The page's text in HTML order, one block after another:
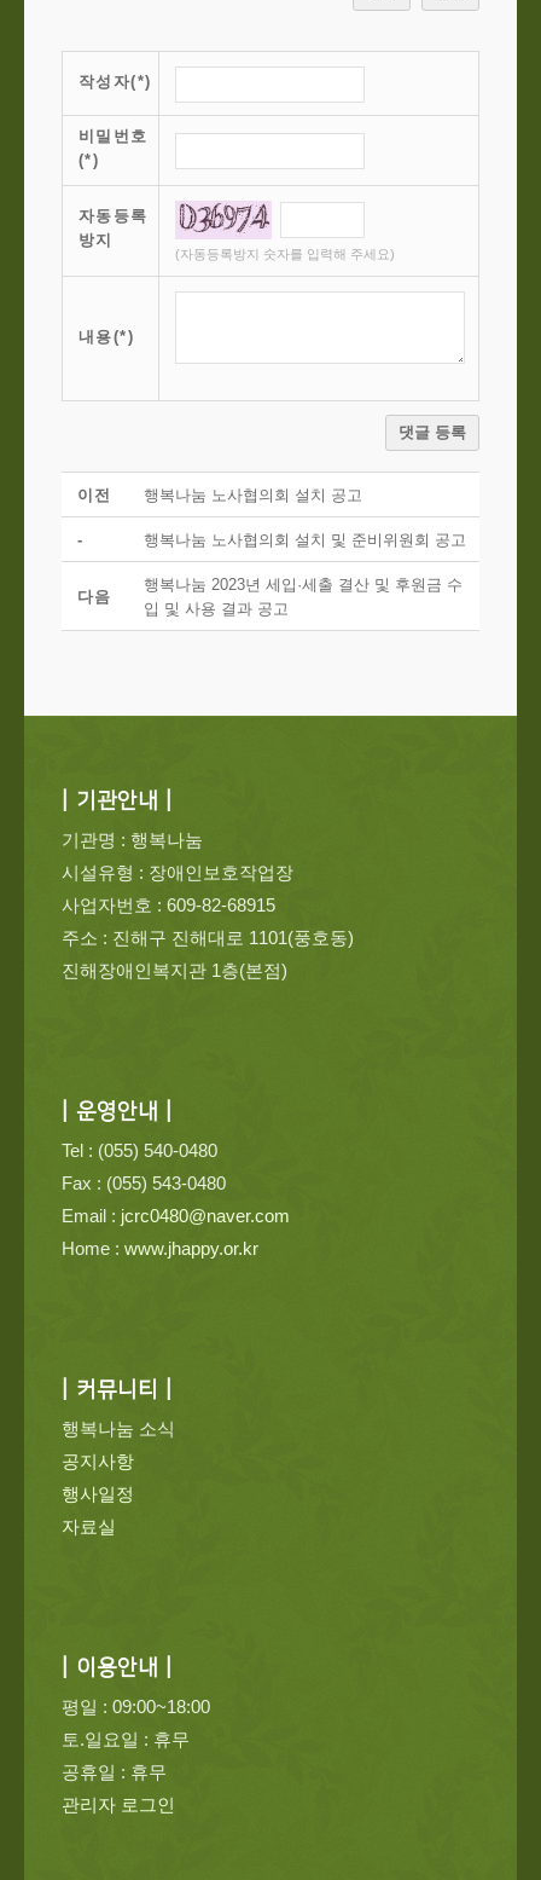
작성자(*)
비밀번호
(*)
자동등록
방지
(자동등록방지 숫자를 입력해 주세요)
내용(*)
댓글 등록
이전 행복나눔 노사협의회 설치 공고
- 행복나눔 노사협의회 설치 및 준비위원회 공고
다음
행복나눔 2023년 세입·세출 결산 및 후원금 수
입 및 사용 결과 공고
| 기관안내 |
기관명 : 행복나눔
시설유형 : 장애인보호작업장
사업자번호 : 609-82-68915
주소 : 진해구 진해대로 1101(풍호동)
진해장애인복지관 1층(본점)
| 운영안내 |
Tel : (055) 540-0480
Fax : (055) 543-0480
Email : jcrc0480@naver.com
Home : www.jhappy.or.kr
| 커뮤니티 |
행복나눔 소식
공지사항
행사일정
자료실
| 이용안내 |
평일 : 09:00~18:00
토.일요일 : 휴무
공휴일 : 휴무
관리자 로그인